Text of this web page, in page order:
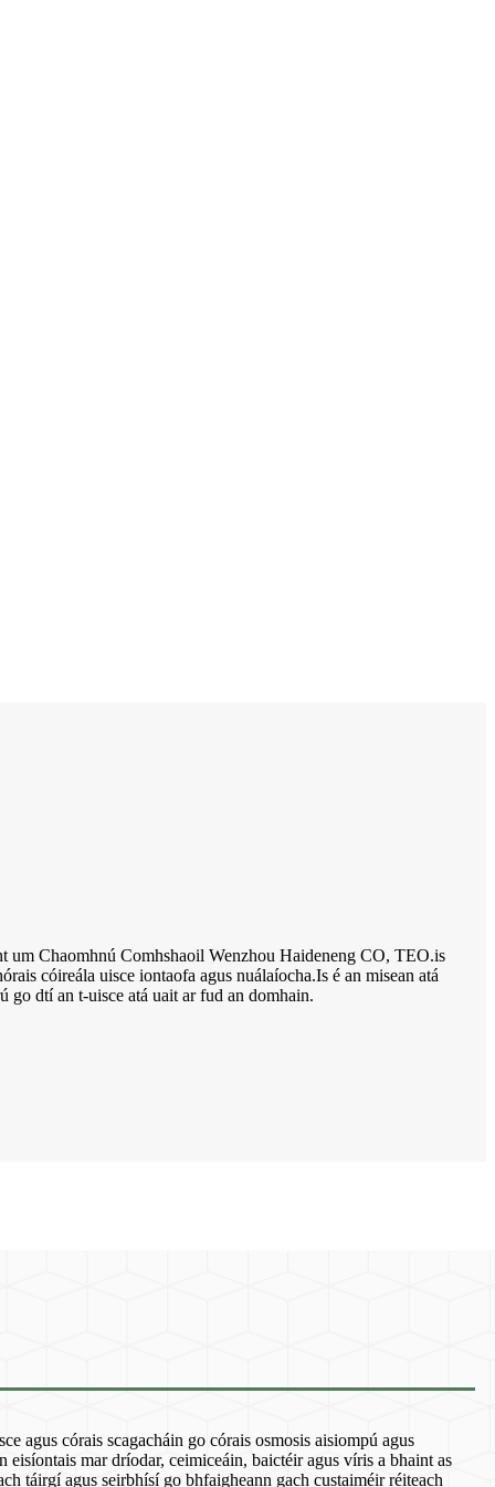
um Chaomhnú Comhshaoil ​​Wenzhou Haideneng CO, TEO.is
cóireála uisce iontaofa agus nuálaíocha.Is é an misean atá
go dtí an t-uisce atá uait ar fud an domhain.
agus córais scagacháin go córais osmosis aisiompú agus
eisíontais mar dríodar, ceimiceáin, baictéir agus víris a bhaint as
táirgí agus seirbhísí go bhfaigheann gach custaiméir réiteach